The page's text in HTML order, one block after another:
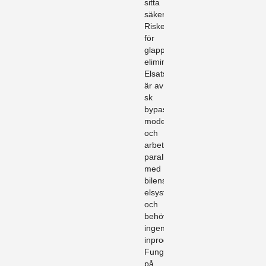
sitta
säkert.
Risken
för
glappkontakt
elimineras.
Elsatsen
är av
sk
bypass
modell
och
arbetar
parallellt
med
bilens
elsystem
och
behöver
ingen
inprogrammering.
Fungerar
på